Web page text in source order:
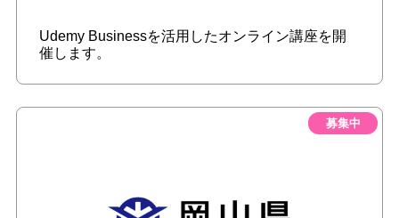
Udemy Businessを活用したオンライン講座を開
催します。
募集中